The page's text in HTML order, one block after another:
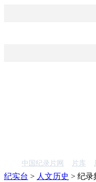
中国纪录片网 片库
纪实台 > 人文历史 > 纪录